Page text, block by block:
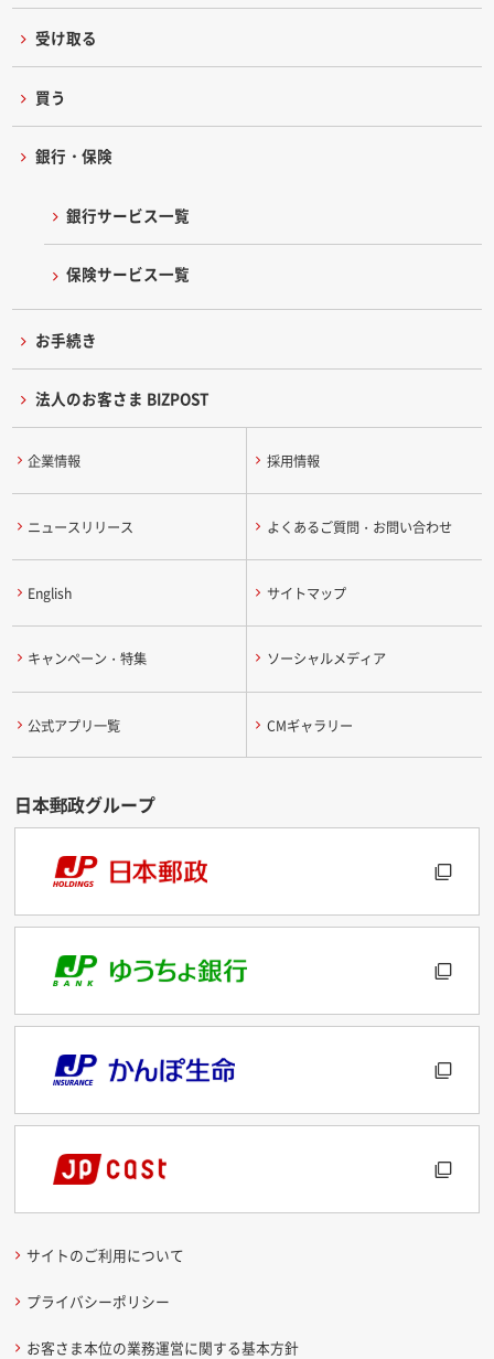
受け取る
買う
銀行・保険
銀行サービス一覧
保険サービス一覧
お手続き
法人のお客さま BIZPOST
企業情報 採用情報
ニュースリリース よくあるご質問・お問い合わせ
English サイトマップ
キャンペーン・特集 ソーシャルメディア
公式アプリ一覧 CMギャラリー
サイトのご利用について
プライバシーポリシー
お客さま本位の業務運営に関する基本方針